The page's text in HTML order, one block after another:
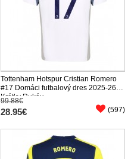
Tottenham Hotspur Cristian Romero
#17 Domáci futbalový dres 2025-26
Krátky Rukáv
99.88€
28.95€ (597)